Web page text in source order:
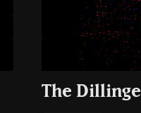
The